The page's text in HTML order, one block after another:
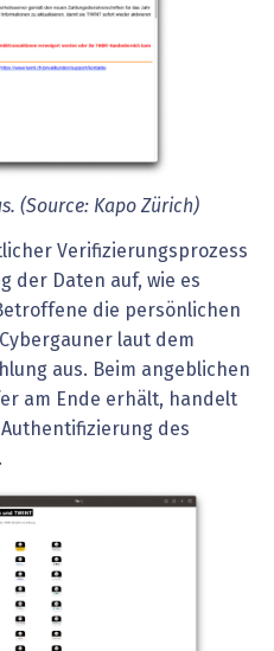
(Source: Kapo Zürich)
Verifizierungsprozess
der Daten auf, wie es
die persönlichen
laut dem
aus. Beim angeblichen
am Ende erhält, handelt
des